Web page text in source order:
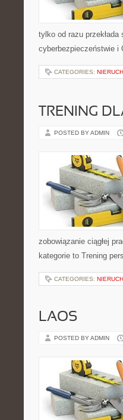
tylko od razu
cyberbezpieczeństwie i
CATEGORIES:
TRENING
POSTED BY ADMIN
zobowiązanie ciągłej
kategorie to Trening
CATEGORIES:
LAOS
POSTED BY ADMIN